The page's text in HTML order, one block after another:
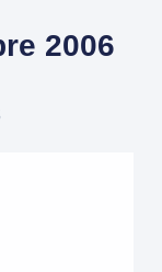
2006